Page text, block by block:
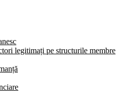
legitimați pe structurile membre